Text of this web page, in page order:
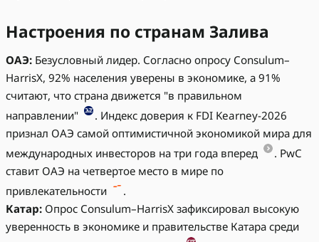
Настроения по странам Залива
ОАЭ: Безусловный лидер. Согласно опросу Consulum–
HarrisX, 92% населения уверены в экономике, а 91%
считают, что страна движется "в правильном
направлении"
. Индекс доверия к FDI Kearney-2026
признал ОАЭ самой оптимистичной экономикой мира для
международных инвесторов на три года вперед
. PwC
ставит ОАЭ на четвертое место в мире по
привлекательности
.
Катар: Опрос Consulum–HarrisX зафиксировал высокую
уверенность в экономике и правительстве Катара среди